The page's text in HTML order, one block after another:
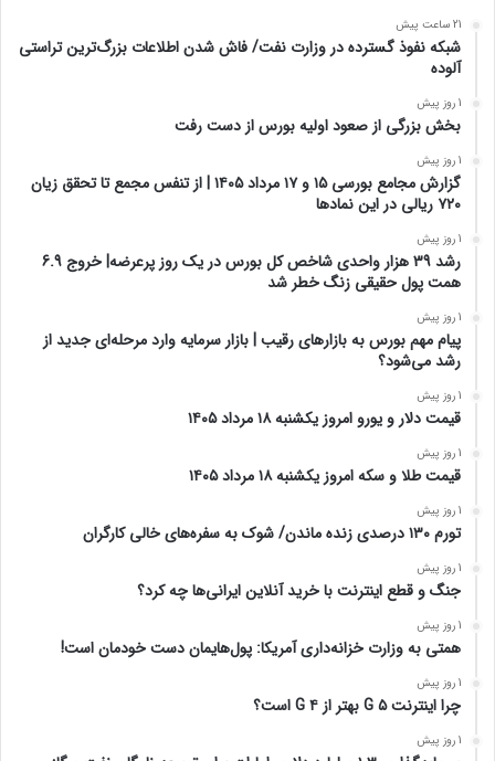
21 ساعت پیش
شبکه نفوذ گسترده در وزارت نفت/ فاش شدن اطلاعات بزرگ‌ترین تراستی‌
آلوده
1 روز پیش
بخش بزرگی از صعود اولیه بورس از دست رفت
1 روز پیش
گزارش مجامع بورسی ۱۵ و ۱۷ مرداد ۱۴۰۵ | از تنفس مجمع تا تحقق زیان
۷۲۰ ریالی در این نماد‌ها
1 روز پیش
رشد 39 هزار واحدی شاخص کل بورس در یک روز پرعرضه| خروج 6.9
همت پول حقیقی زنگ خطر شد
1 روز پیش
پیام مهم بورس به بازارهای رقیب | بازار سرمایه وارد مرحله‌ای جدید از
رشد می‌شود؟
1 روز پیش
قیمت دلار و یورو امروز یکشنبه ۱۸ مرداد ۱۴۰۵
1 روز پیش
قیمت طلا و سکه امروز یکشنبه ۱۸ مرداد ۱۴۰۵
1 روز پیش
تورم ۱۳۰ درصدی زنده ماندن/ شوک به سفره‌های خالی کارگران
1 روز پیش
جنگ و قطع اینترنت با خرید آنلاین ایرانی‌ها چه کرد؟
1 روز پیش
همتی به وزارت خزانه‌داری آمریکا: پول‌هایمان دست خودمان است!
1 روز پیش
چرا اینترنت ۵ G بهتر از ۴ G است؟
1 روز پیش